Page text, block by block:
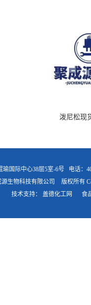
泼尼松现
瑜国际中心38层5室-6号 电话：
生物科技有限公司
版权所有
技术支持： 盖德化工网 食